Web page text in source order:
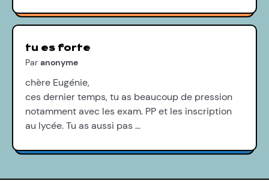
tu es forte
Par anonyme
chère Eugénie,
ces dernier temps, tu as beaucoup de pression
notamment avec les exam. PP et les inscription
au lycée. Tu as aussi pas …